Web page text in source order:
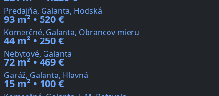
Predajňa, Galanta, Hodská
93 m² • 520 €
Komerčné, Galanta, Obrancov mieru
44 m² • 250 €
Nebytové, Galanta
72 m² • 469 €
Garáž, Galanta, Hlavná
15 m² • 100 €